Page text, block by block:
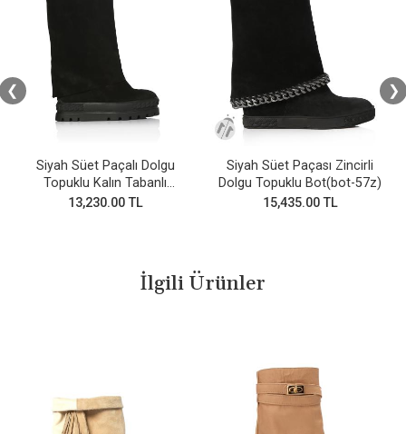
Siyah Süet Paçalı Dolgu
Topuklu Kalın Tabanlı
Bot(bot-57)
13,230.00 TL
Siyah Süet Paçası Zincirli
Dolgu Topuklu Bot(bot-57z)
15,435.00 TL
❮ ❯
İlgili Ürünler